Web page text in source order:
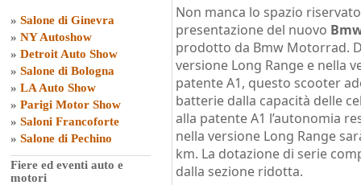
» Salone di Ginevra
» NY Autoshow
» Detroit Auto Show
» Salone di Bologna
» LA Auto Show
» Parigi Motor Show
» Saloni Francoforte
» Salone di Pechino
Fiere ed eventi auto e
motori
Non manca lo spazio
presentazione del nuovo
prodotto da Bmw Motorrad.
versione Long Range e nella
patente A1, questo scooter
batterie dalla capacità delle
alla patente A1 l’autonomia
nella versione Long Range
km. La dotazione di serie
dalla sezione ridotta.